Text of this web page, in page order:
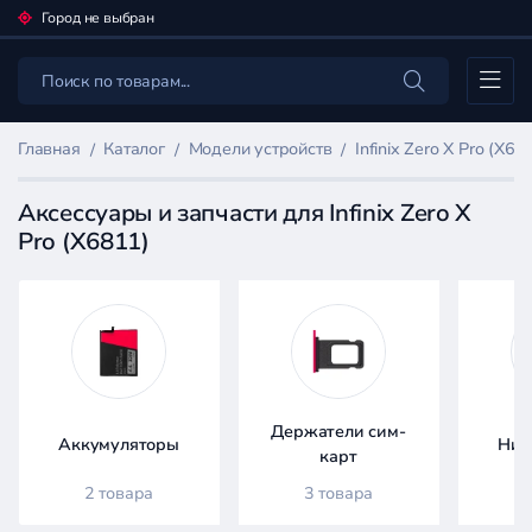
Город не выбран
Каталог
Главная Каталог Модели устройств Infinix Zero X Pro
Аксессуары и запчасти для Infinix Zero X
Pro (X6811)
Фильтр
товаров
Аккумуляторы
2 товара
Держатели сим-
карт
3 товара